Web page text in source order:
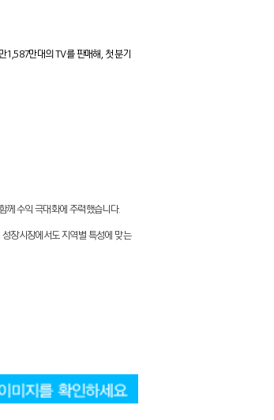
만대의 TV를 판매해, 첫 분기
께 수익 극대화에 주력했습니다.
장시장에서도 지역별 특성에 맞는